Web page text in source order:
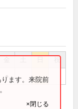
祝
●ます。来院前
×閉じる